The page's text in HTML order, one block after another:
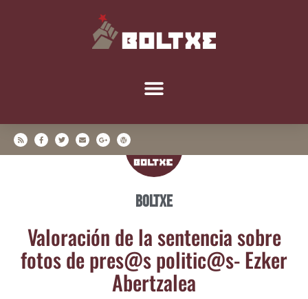
Boltxe
Valo­ra­ción de la sen­ten­cia sobre
fotos de pres@s politic@s- Ezker
Abertzalea